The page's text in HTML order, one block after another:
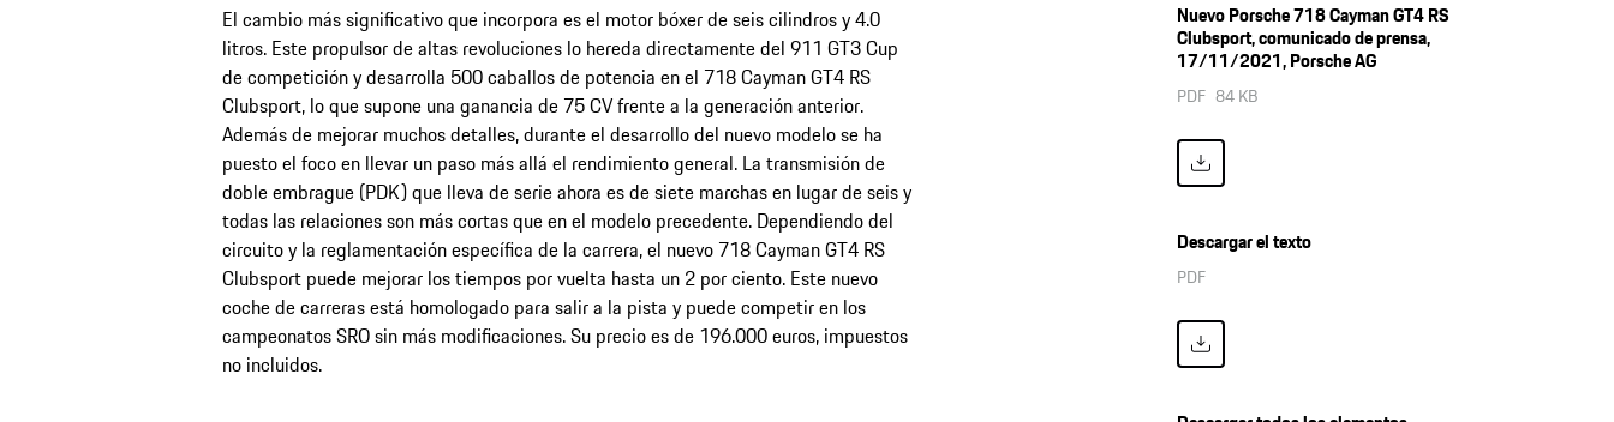
El cambio más significativo que incorpora es el motor bóxer de seis cilindros y 4.0
litros. Este propulsor de altas revoluciones lo hereda directamente del 911 GT3 Cup
de competición y desarrolla 500 caballos de potencia en el 718 Cayman GT4 RS
Clubsport, lo que supone una ganancia de 75 CV frente a la generación anterior.
Además de mejorar muchos detalles, durante el desarrollo del nuevo modelo se ha
puesto el foco en llevar un paso más allá el rendimiento general. La transmisión de
doble embrague (PDK) que lleva de serie ahora es de siete marchas en lugar de seis y
todas las relaciones son más cortas que en el modelo precedente. Dependiendo del
circuito y la reglamentación específica de la carrera, el nuevo 718 Cayman GT4 RS
Clubsport puede mejorar los tiempos por vuelta hasta un 2 por ciento. Este nuevo
coche de carreras está homologado para salir a la pista y puede competir en los
campeonatos SRO sin más modificaciones. Su precio es de 196.000 euros, impuestos
no incluidos.
Nuevo Porsche 718 Cayman GT4 RS
Clubsport, comunicado de prensa,
17/11/2021, Porsche AG
PDF 84 KB
Descargar el texto
PDF